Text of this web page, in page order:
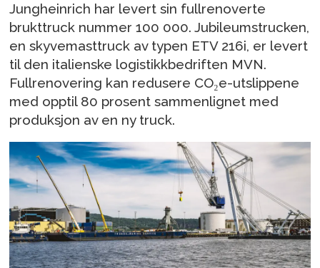
Jungheinrich har levert sin fullrenoverte
brukttruck nummer 100 000. Jubileumstrucken,
en skyvemasttruck av typen ETV 216i, er levert
til den italienske logistikkbedriften MVN.
Fullrenovering kan redusere CO₂e-utslippene
med opptil 80 prosent sammenlignet med
produksjon av en ny truck.